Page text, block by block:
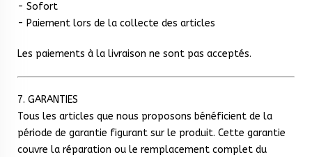
- Sofort
- Paiement lors de la collecte des articles
Les paiements à la livraison ne sont pas acceptés.
7. GARANTIES
Tous les articles que nous proposons bénéficient de la
période de garantie figurant sur le produit. Cette garantie
couvre la réparation ou le remplacement complet du